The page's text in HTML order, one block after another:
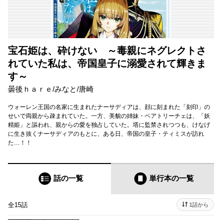
宝石姫は、砕けない ～毒親にネグレクトさ
れていた私は、帝国皇子に溺愛されて輝きま
す～
曇後ｈａｒｅ /みなと/唐崎
ウォーレン王国の名家に生まれたナーサディアは、顔に刻まれた「刻印」の
せいで両親から疎まれていた。一方、美貌の姉妹・ベアトリーチェは、「妖
精姫」と謳われ、親からの愛を独占していた。塔に監禁されつつも、けなげ
に生き抜くナーサディアのもとに、ある日、帝国の皇子・ティミスが訪れ
た…！！
話の一覧 単行本の一覧
全15話 1話から